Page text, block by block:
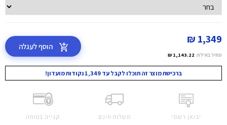
1,349 ₪
מחיר באילת: 1,143.22 ₪
הוסף לעגלה
ברכישת מוצר זה תוכלו לקבל עד 1,349 נקודות מועדון!
יבואן רשמי משלוח חינם קנייה בטוחה